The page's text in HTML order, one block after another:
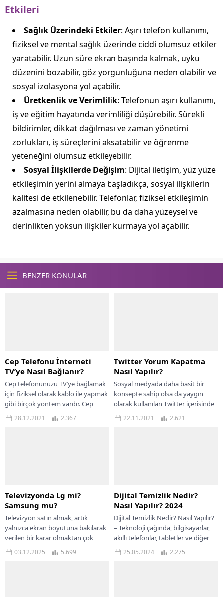
Etkileri
Sağlık Üzerindeki Etkiler: Aşırı telefon kullanımı,
fiziksel ve mental sağlık üzerinde ciddi olumsuz etkiler
yaratabilir. Uzun süre ekran başında kalmak, uyku
düzenini bozabilir, göz yorgunluğuna neden olabilir ve
sosyal izolasyona yol açabilir.
Üretkenlik ve Verimlilik: Telefonun aşırı kullanımı,
iş ve eğitim hayatında verimliliği düşürebilir. Sürekli
bildirimler, dikkat dağılması ve zaman yönetimi
zorlukları, iş süreçlerini aksatabilir ve öğrenme
yeteneğini olumsuz etkileyebilir.
Sosyal İlişkilerde Değişim: Dijital iletişim, yüz yüze
etkileşimin yerini almaya başladıkça, sosyal ilişkilerin
kalitesi de etkilenebilir. Telefonlar, fiziksel etkileşimin
azalmasına neden olabilir, bu da daha yüzeysel ve
derinlikten yoksun ilişkiler kurmaya yol açabilir.
BENZER KONULAR
Cep Telefonu İnterneti
TV’ye Nasıl Bağlanır?
Cep telefonunuzu TV’ye bağlamak
için fiziksel olarak kablo ile yapmak
gibi birçok yöntem vardır. Cep
telefonu interneti TV’ye nasıl
bağlanır? Bu makalede,...
28.12.2021 2.367
Twitter Yorum Kapatma
Nasıl Yapılır?
Sosyal medyada daha basit bir
konsepte sahip olsa da yaygın
olarak kullanılan Twitter içerisinde
genelde gündem belirlenir.
Herhangi bir gelişme...
22.11.2021 2.621
Televizyonda Lg mi?
Samsung mu?
Televizyon satın almak, artık
yalnızca ekran boyutuna bakılarak
verilen bir karar olmaktan çok
uzak. Görüntü kalitesi, panel
teknolojileri, işletim sistemi,...
03.12.2025 5.699
Dijital Temizlik Nedir?
Nasıl Yapılır? 2024
Dijital Temizlik Nedir? Nasıl Yapılır?
– Teknoloji çağında, bilgisayarlar,
akıllı telefonlar, tabletler ve diğer
dijital cihazlar hayatımızın ayrılmaz
bir parçası...
25.05.2024 2.275